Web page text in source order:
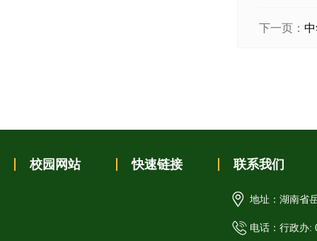
下一页：
校园网站 快速链接 联系我们
地址：湖南省
电话：行政办